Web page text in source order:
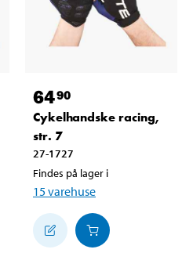
6490
Cykelhandske racing,
str. 7
27-1727
Findes på lager i
15varehuse